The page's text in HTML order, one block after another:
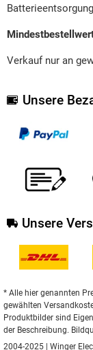
Batterieentsorgung
Verkauf nur an
Unsere
Unsere
* Alle hier genannten
gewählten
Produktbilder sind
der Beschreibung.
2004-2025 | Winger